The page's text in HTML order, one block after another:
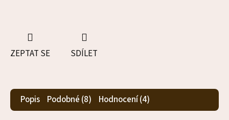
ZEPTAT SE SDÍLET
Popis Podobné (8) Hodnocení (4)